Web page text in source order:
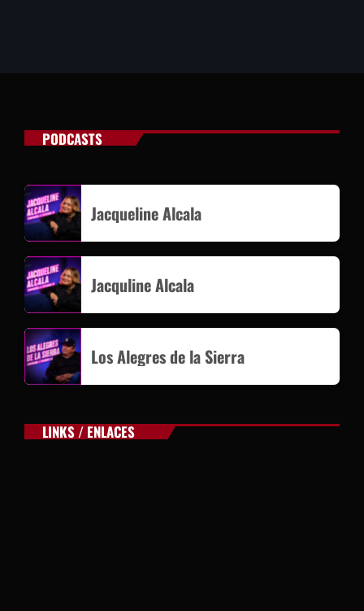
PODCASTS
Jacqueline Alcala
Jacquline Alcala
Los Alegres de la Sierra
LINKS / ENLACES